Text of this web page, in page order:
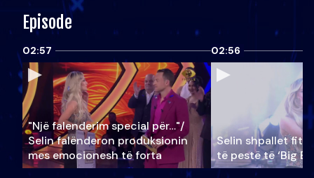
Episode
02:57
"Një falenderim special për…"/
Selin falënderon produksionin
mes emocionesh të forta
02:56
Selin shpallet
të pestë të ‘Big